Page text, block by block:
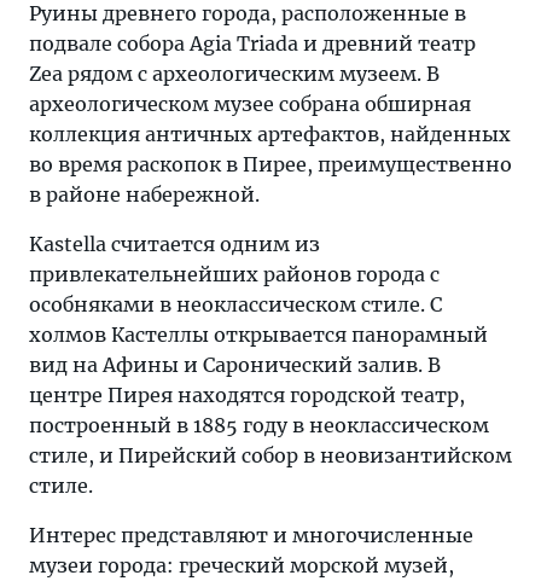
Руины древнего города, расположенные в
подвале собора Agia Triada и древний театр
Zea рядом с археологическим музеем. В
археологическом музее собрана обширная
коллекция античных артефактов, найденных
во время раскопок в Пирее, преимущественно
в районе набережной.
Kastella считается одним из
привлекательнейших районов города с
особняками в неоклассическом стиле. С
холмов Кастеллы открывается панорамный
вид на Афины и Саронический залив. В
центре Пирея находятся городской театр,
построенный в 1885 году в неоклассическом
стиле, и Пирейский собор в неовизантийском
стиле.
Интерес представляют и многочисленные
музеи города: греческий морской музей,